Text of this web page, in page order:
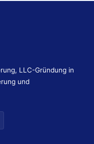
LLC-Gründung in
und